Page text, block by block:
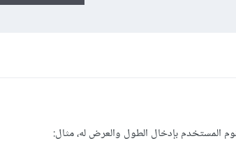
المستخدم بإدخال الطول والعرض له، مثال: